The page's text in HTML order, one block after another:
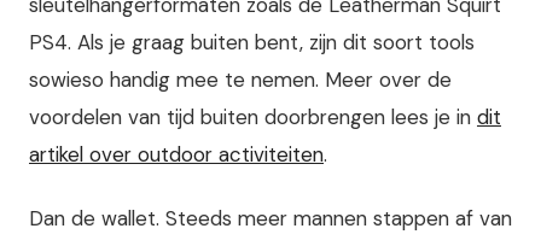
PS4. Als je graag buiten bent, zijn dit soort tools
sowieso handig mee te nemen. Meer over de
voordelen van tijd buiten doorbrengen lees je in dit
artikel over outdoor activiteiten.
Dan de wallet. Steeds meer mannen stappen af van